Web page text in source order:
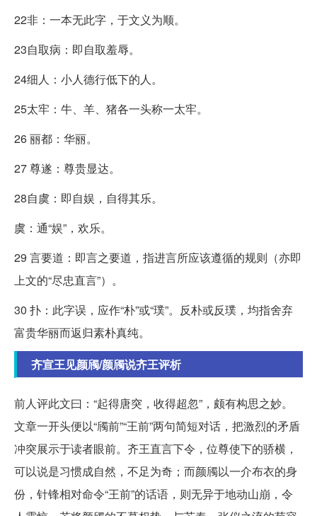
22非：一本无此字，于文义为顺。
23自取病：即自取羞辱。
24细人：小人德行低下的人。
25太牢：牛、羊、猪各一头称一太牢。
26 丽都：华丽。
27 尊遂：尊贵显达。
28自虞：即自娱，自得其乐。
虞：通“娱”，欢乐。
29 言要道：即言之要道，指进言所应该遵循的规则（亦即
上文的“尽忠直言”）。
30 扑：此字误，应作“朴”或“璞”。反朴或反璞，均指舍弃
富贵华丽而返归素朴真纯。
齐宣王见颜斶/颜斶说齐王评析
前人评此文曰：“起得唐突，收得超忽”，颇有构思之妙。
文章一开头便以“斶前”“王前”两句简短对话，把激烈的矛盾
冲突展示于读者眼前。齐王直言下令，位尊使下的骄横，
可以说是习惯成自然，不足为奇；而颜斶以一介布衣的身
份，针锋相对命令“王前”的话语，则无异于地动山崩，令